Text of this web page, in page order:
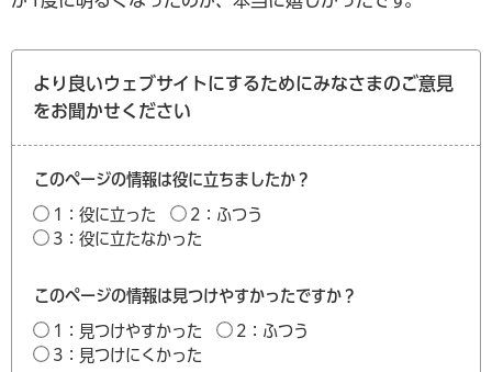
より良いウェブサイトにするためにみなさまのご意見
をお聞かせください
このページの情報は役に立ちましたか？
1：役に立った
2：ふつう
3：役に立たなかった
このページの情報は見つけやすかったですか？
1：見つけやすかった
2：ふつう
3：見つけにくかった